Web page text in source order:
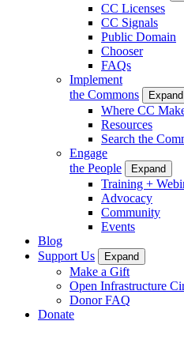
CC Licenses
CC Signals
Public Domain
Chooser
FAQs
Implement
the Commons
Expand
Where CC
Resources
Search the
Engage
the People
Expand
Training +
Advocacy
Community
Events
Blog
Support Us
Expand
Make a Gift
Open Infrastructure
Donor FAQ
Donate